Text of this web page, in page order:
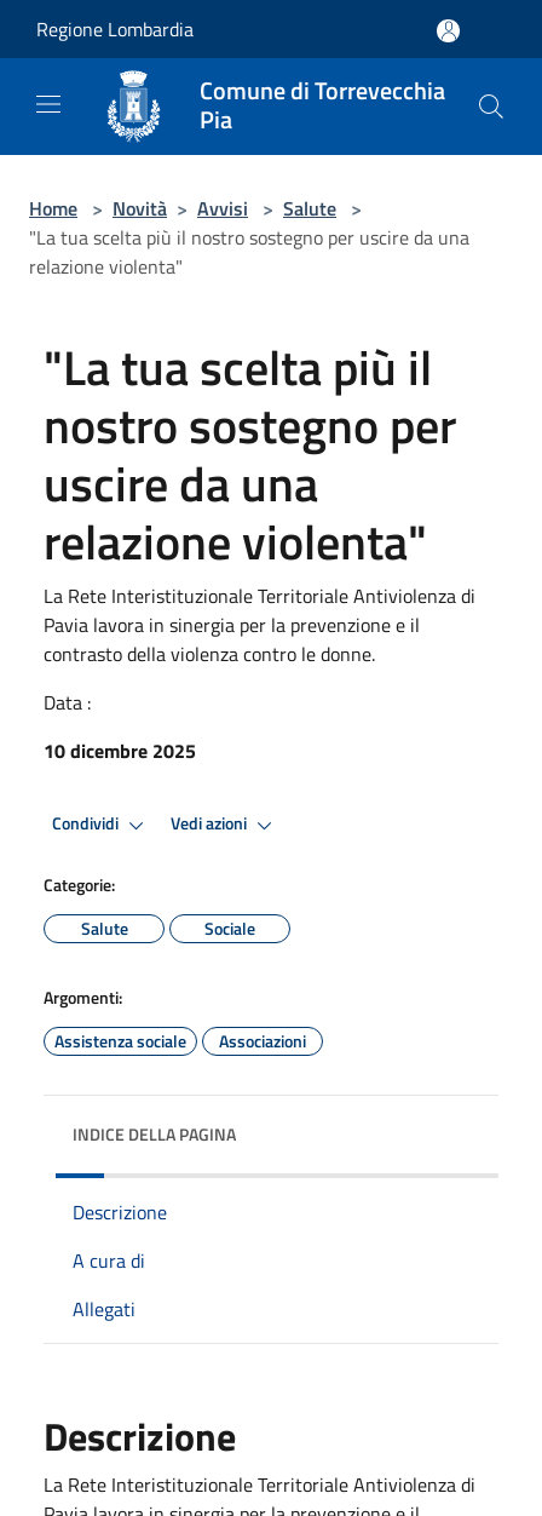
Regione Lombardia
Comune di Torrevecchia
Pia
Home > Novità > Avvisi > Salute >
"La tua scelta più il nostro sostegno per uscire da una
relazione violenta"
"La tua scelta più il
nostro sostegno per
uscire da una
relazione violenta"
La Rete Interistituzionale Territoriale Antiviolenza di
Pavia lavora in sinergia per la prevenzione e il
contrasto della violenza contro le donne.
Data :
10 dicembre 2025
Condividi Vedi azioni
Categorie:
Salute
Sociale
Argomenti:
Assistenza sociale
Associazioni
INDICE DELLA PAGINA
Descrizione
A cura di
Allegati
Descrizione
La Rete Interistituzionale Territoriale Antiviolenza di